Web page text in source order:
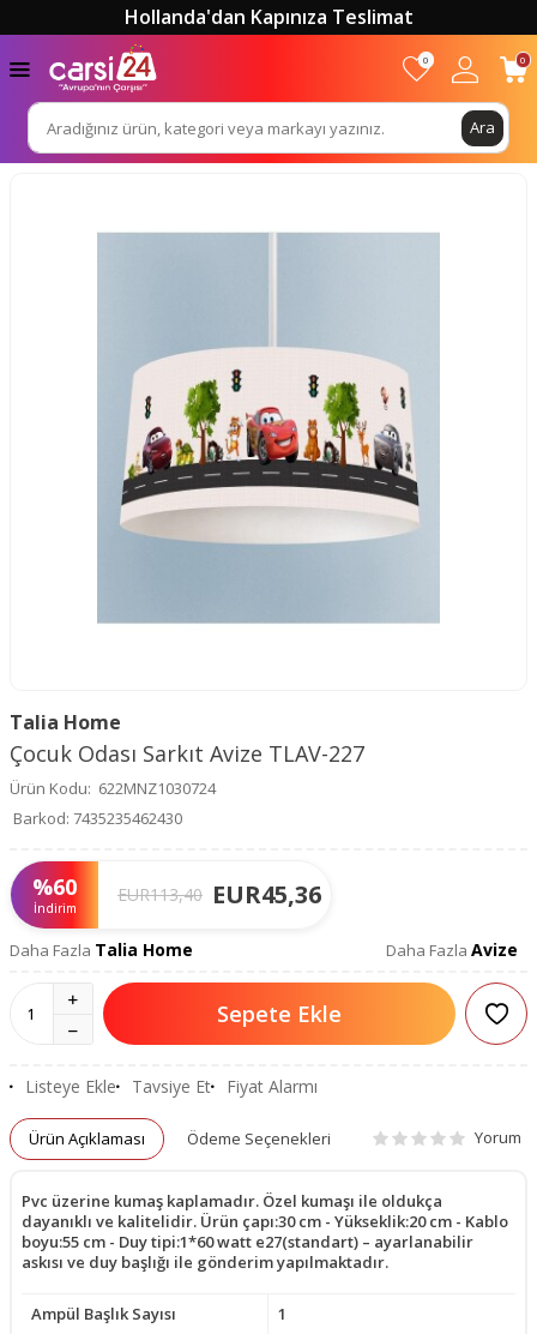
Hollanda'dan Kapınıza Teslimat
Ara
0 0
Talia Home
Çocuk Odası Sarkıt Avize TLAV-227
Ürün Kodu: 622MNZ1030724
Barkod: 7435235462430
%60
İndirim
EUR113,40 EUR45,36
Daha Fazla Talia Home Daha Fazla Avize
Sepete Ekle
Listeye Ekle Tavsiye Et Fiyat Alarmı
Ürün Açıklaması Ödeme Seçenekleri Yorum
Pvc üzerine kumaş kaplamadır. Özel kumaşı ile oldukça
dayanıklı ve kalitelidir. Ürün çapı:30 cm - Yükseklik:20 cm - Kablo
boyu:55 cm - Duy tipi:1*60 watt e27(standart) – ayarlanabilir
askısı ve duy başlığı ile gönderim yapılmaktadır.
Ampül Başlık Sayısı
1